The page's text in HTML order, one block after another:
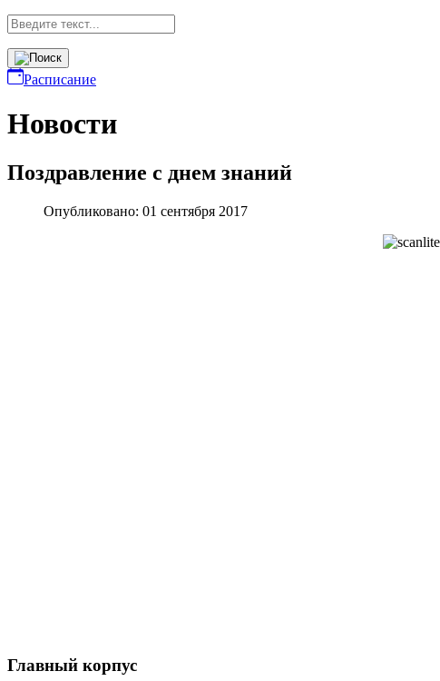
Расписание
Новости
Поздравление с днем знаний
Опубликовано: 01 сентября 2017
Главный корпус